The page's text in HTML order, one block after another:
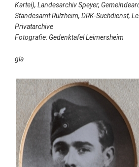
Kartei), Landesarchiv Speyer,
Standesamt Rülzheim, DRK-Suchdienst,
Privatarchive
Fotografie: Gedenktafel Leimersheim
gla